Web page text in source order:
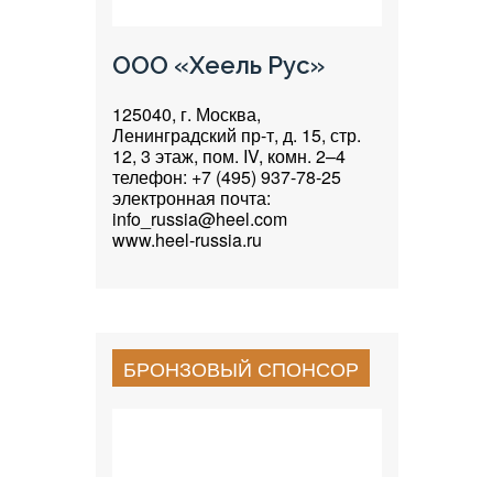
ООО «Хеель Рус»
125040, г. Москва,
Ленинградский пр-т, д. 15, стр.
12, 3 этаж, пом. IV, комн. 2–4
телефон: +7 (495) 937-78-25
электронная почта:
info_russia@heel.com
www.heel-russia.ru
БРОНЗОВЫЙ СПОНСОР